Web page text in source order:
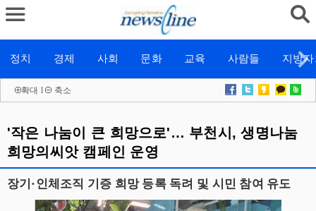
정치 경제 사회 문화 교육 사람들 지방
확대 l 축소
'작은 나눔이 큰 희망으로'… 부천시, 생명나눔
희망의씨앗 캠페인 운영
장기·인체조직 기증 희망 등록 독려 및 시민 참여 유도